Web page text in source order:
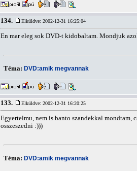
134. Elküldve: 2002-12-31 16:25:04
En mar eleg sok DVD-t kidobaltam. Mondjuk
Téma: DVD:amik megvannak
133. Elküldve: 2002-12-31 16:20:25
Egyertelmu, nem is banto szandekkal mondtam,
osszeszedni :)))
Téma: DVD:amik megvannak